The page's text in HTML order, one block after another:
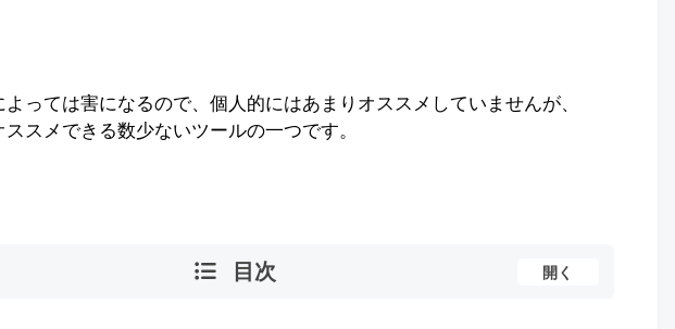
っては害になるので、個人的にはあまりオススメしていませんが、
スメできる数少ないツールの一つです。
目次 開く